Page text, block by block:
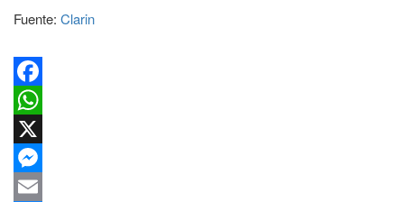
Fuente: Clarin
Facebook
WhatsApp
X
Messenger